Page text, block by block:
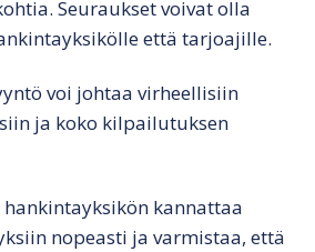
Seuraukset voivat olla
että tarjoajille.
voi johtaa virheellisiin
ja koko kilpailutuksen
kannattaa
nopeasti ja varmistaa, että